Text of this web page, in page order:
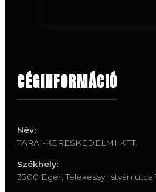
CÉGINFORMÁCIÓ
Név:
TARAI-KERESKEDELMI KFT.
Székhely:
3300 Eger, Telekessy István utca